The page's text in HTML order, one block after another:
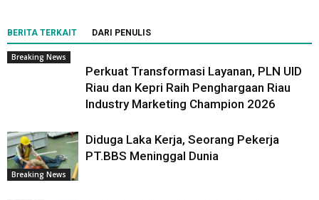
BERITA TERKAIT DARI PENULIS
Breaking News
Perkuat Transformasi Layanan, PLN UID
Riau dan Kepri Raih Penghargaan Riau
Industry Marketing Champion 2026
Breaking News
Diduga Laka Kerja, Seorang Pekerja
PT.BBS Meninggal Dunia